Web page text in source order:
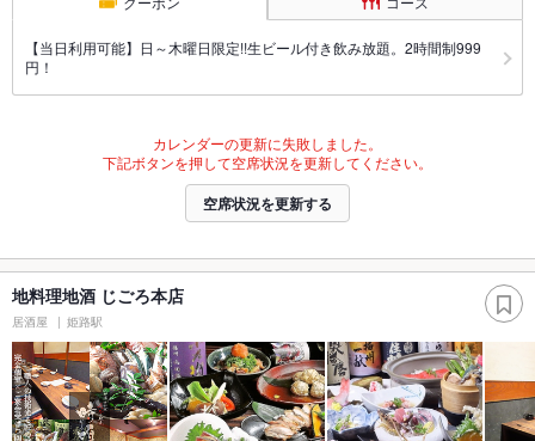
【当日利用可能】日～木曜日限定!!生ビール付き飲み放題。2時間制999
円！
カレンダーの更新に失敗しました。
下記ボタンを押して空席状況を更新してください。
空席状況を更新する
地料理地酒 じごろ本店
居酒屋 姫路駅